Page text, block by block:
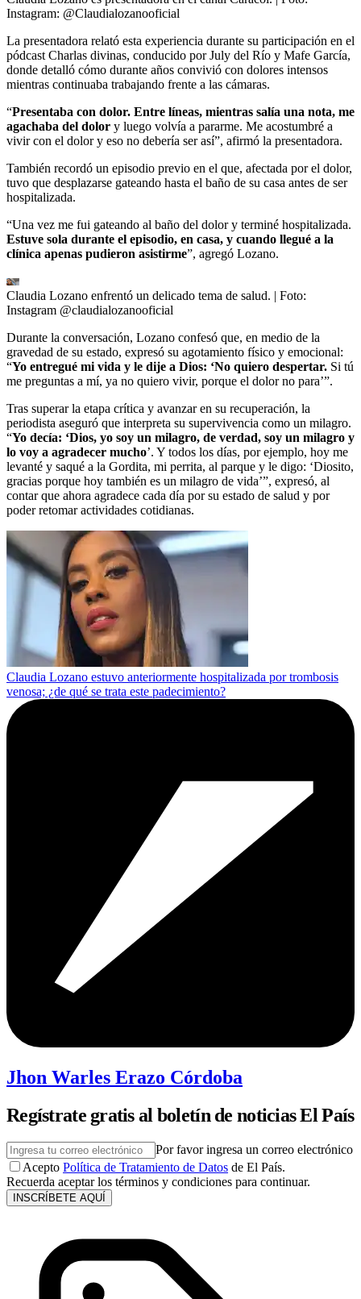
Instagram: @Claudialozanooficial
La presentadora relató esta experiencia durante su participación en el
pódcast Charlas divinas, conducido por July del Río y Mafe García,
donde detalló cómo durante años convivió con dolores intensos
mientras continuaba trabajando frente a las cámaras.
“Presentaba con dolor. Entre líneas, mientras salía una nota, me
agachaba del dolor y luego volvía a pararme. Me acostumbré a
vivir con el dolor y eso no debería ser así”, afirmó la presentadora.
También recordó un episodio previo en el que, afectada por el dolor,
tuvo que desplazarse gateando hasta el baño de su casa antes de ser
hospitalizada.
“Una vez me fui gateando al baño del dolor y terminé hospitalizada.
Estuve sola durante el episodio, en casa, y cuando llegué a la
clínica apenas pudieron asistirme”, agregó Lozano.
Claudia Lozano enfrentó un delicado tema de salud. | Foto:
Instagram @claudialozanooficial
Durante la conversación, Lozano confesó que, en medio de la
gravedad de su estado, expresó su agotamiento físico y emocional:
“Yo entregué mi vida y le dije a Dios: ‘No quiero despertar. Si tú
me preguntas a mí, ya no quiero vivir, porque el dolor no para’”.
Tras superar la etapa crítica y avanzar en su recuperación, la
periodista aseguró que interpreta su supervivencia como un milagro.
“Yo decía: ‘Dios, yo soy un milagro, de verdad, soy un milagro y
lo voy a agradecer mucho’. Y todos los días, por ejemplo, hoy me
levanté y saqué a la Gordita, mi perrita, al parque y le digo: ‘Diosito,
gracias porque hoy también es un milagro de vida’”, expresó, al
contar que ahora agradece cada día por su estado de salud y por
poder retomar actividades cotidianas.
Claudia Lozano estuvo anteriormente hospitalizada por trombosis
venosa; ¿de qué se trata este padecimiento?
Jhon Warles Erazo Córdoba
Regístrate gratis al boletín de noticias El País
Por favor ingresa un correo electrónico
Acepto Política de Tratamiento de Datos de El País.
Recuerda aceptar los términos y condiciones para continuar.
INSCRÍBETE AQUÍ